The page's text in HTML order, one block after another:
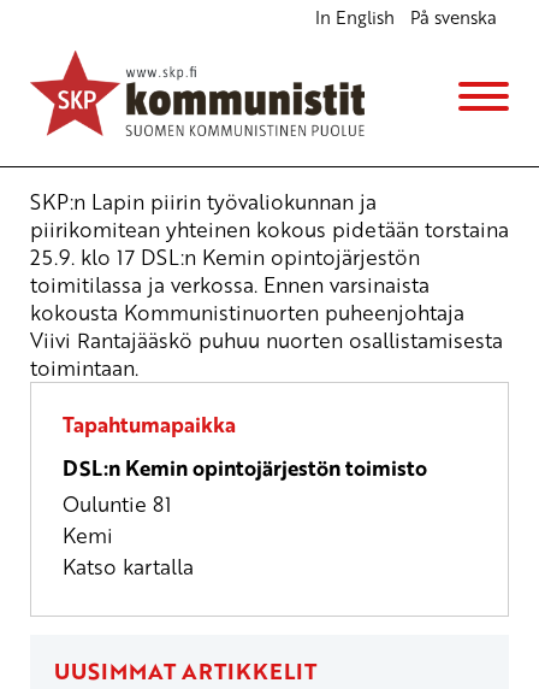
In English På svenska
SKP:n Lapin piirin työvaliokunnan ja
piirikomitean yhteinen kokous
Kokous
SKP:n Lapin piirin työvaliokunnan ja
piirikomitean yhteinen kokous pidetään torstaina
25.9. klo 17 DSL:n Kemin opintojärjestön
toimitilassa ja verkossa. Ennen varsinaista
kokousta Kommunistinuorten puheenjohtaja
Viivi Rantajääskö puhuu nuorten osallistamisesta
toimintaan.
Tapahtumapaikka
DSL:n Kemin opintojärjestön toimisto
Ouluntie 81
Kemi
Katso kartalla
UUSIMMAT ARTIKKELIT